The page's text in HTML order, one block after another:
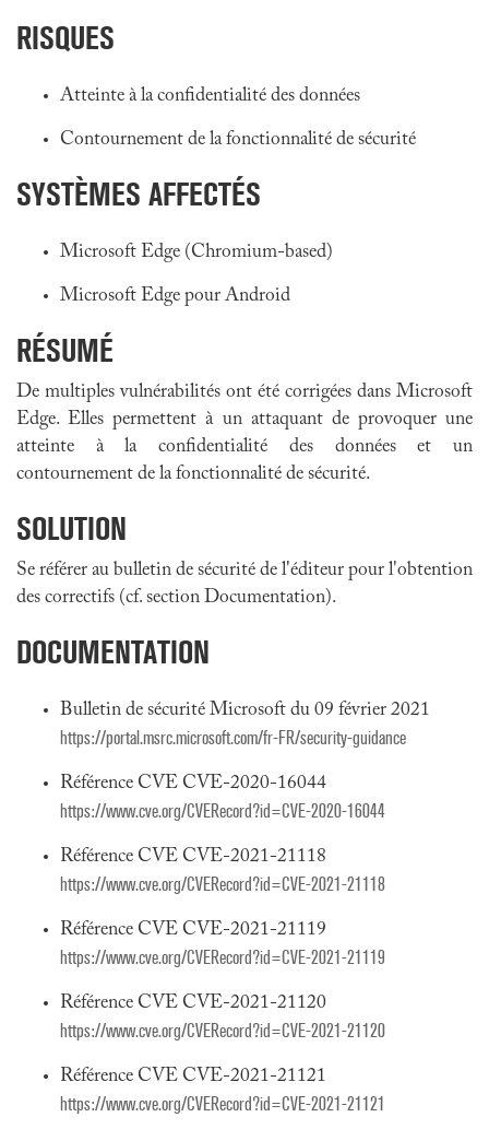
RISQUES
Atteinte à la confidentialité des données
Contournement de la fonctionnalité de sécurité
SYSTÈMES AFFECTÉS
Microsoft Edge (Chromium-based)
Microsoft Edge pour Android
RÉSUMÉ
De multiples vulnérabilités ont été corrigées dans Microsoft
Edge. Elles permettent à un attaquant de provoquer une
atteinte à la confidentialité des données et un
contournement de la fonctionnalité de sécurité.
SOLUTION
Se référer au bulletin de sécurité de l'éditeur pour l'obtention
des correctifs (cf. section Documentation).
DOCUMENTATION
Bulletin de sécurité Microsoft du 09 février 2021
https://portal.msrc.microsoft.com/fr-FR/security-guidance
Référence CVE CVE-2020-16044
https://www.cve.org/CVERecord?id=CVE-2020-16044
Référence CVE CVE-2021-21118
https://www.cve.org/CVERecord?id=CVE-2021-21118
Référence CVE CVE-2021-21119
https://www.cve.org/CVERecord?id=CVE-2021-21119
Référence CVE CVE-2021-21120
https://www.cve.org/CVERecord?id=CVE-2021-21120
Référence CVE CVE-2021-21121
https://www.cve.org/CVERecord?id=CVE-2021-21121